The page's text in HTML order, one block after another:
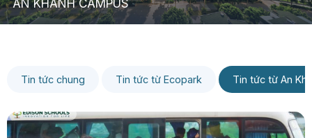
AN KHÁNH CAMPUS
Tin tức chung Tin tức từ Ecopark Tin tức từ An